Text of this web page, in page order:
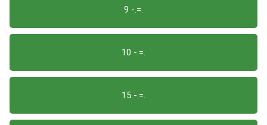
9 -.=.
10 -.=.
15 -.=.